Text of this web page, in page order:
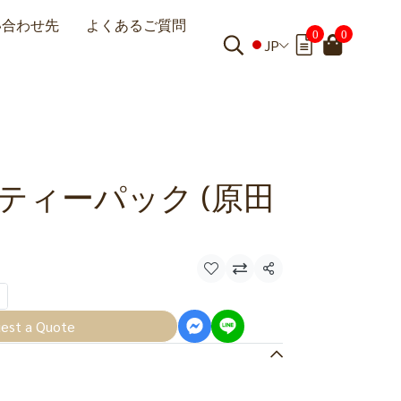
わせ先 よくあるご質問
JP
0 0
ィーパック (原田
共有
a Quote